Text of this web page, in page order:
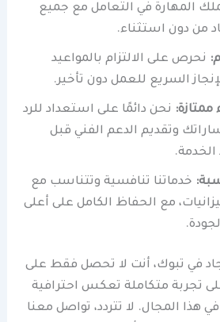
المهارة في التعامل مع جميع
من دون استثناء.
نحرص على الالتزام بالمواعيد
السريع للعمل دون تأخير.
نحن دائمًا على استعداد للرد
وتقديم الدعم الفني قبل
الخدمة.
خدماتنا تنافسية وتتناسب مع
مع الحفاظ الكامل على أعلى
في تبوك، أنت لا تحصل فقط على
تجربة متكاملة تعكس احترافية
هذا المجال. لا تتردد، تواصل معنا